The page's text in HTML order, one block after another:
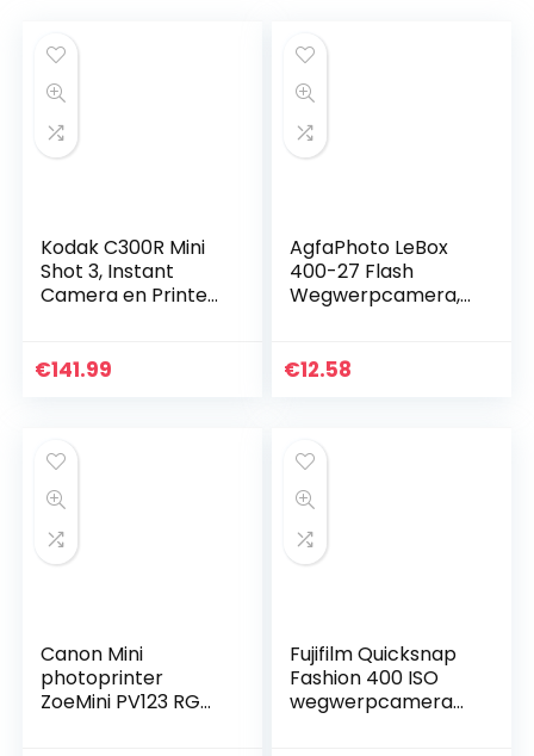
Kodak C300R Mini
Shot 3, Instant
Camera en Printer
vierkant 76×76
€141.99
AgfaPhoto LeBox
400-27 Flash
Wegwerpcamera,
€12.58
Canon Mini
photoprinter
ZoeMini PV123 RGW
Fujifilm Quicksnap
Fashion 400 ISO
wegwerpcamera